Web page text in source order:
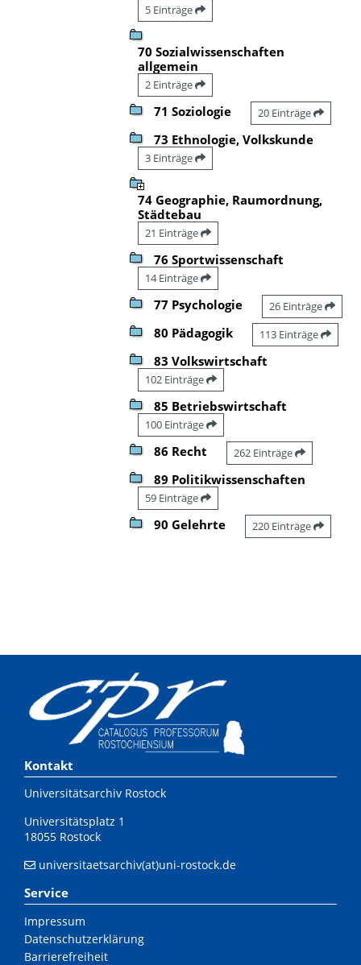
5 Einträge
70 Sozialwissenschaften
allgemein
2 Einträge
71 Soziologie 20 Einträge
73 Ethnologie, Volkskunde
3 Einträge
74 Geographie, Raumordnung,
Städtebau
21 Einträge
76 Sportwissenschaft
14 Einträge
77 Psychologie 26 Einträge
80 Pädagogik 113 Einträge
83 Volkswirtschaft
102 Einträge
85 Betriebswirtschaft
100 Einträge
86 Recht 262 Einträge
89 Politikwissenschaften
59 Einträge
90 Gelehrte 220 Einträge
Kontakt
Universitätsarchiv Rostock
Universitätsplatz 1
18055 Rostock
universitaetsarchiv(at)uni-rostock.de
Service
Impressum
Datenschutzerklärung
Barrierefreiheit